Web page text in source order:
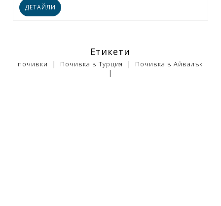
ДЕТАЙЛИ
Етикети
почивки | Почивка в Турция | Почивка в Айвалък
|